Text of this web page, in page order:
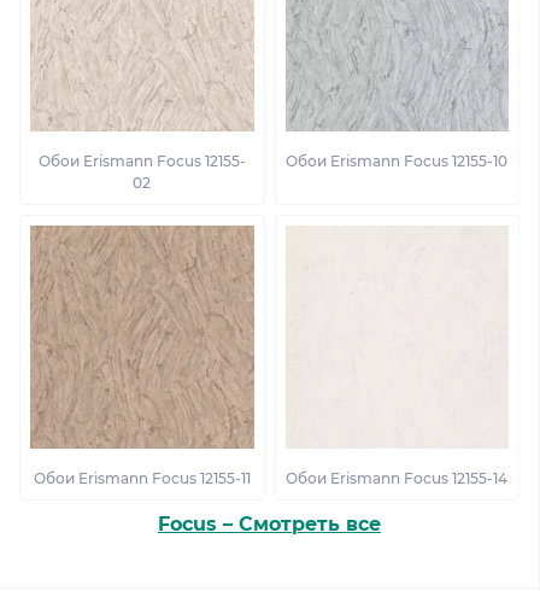
Обои Erismann Focus 12155-
02
Обои Erismann Focus 12155-10
Обои Erismann Focus 12155-11 Обои Erismann Focus 12155-14
Focus – Смотреть все